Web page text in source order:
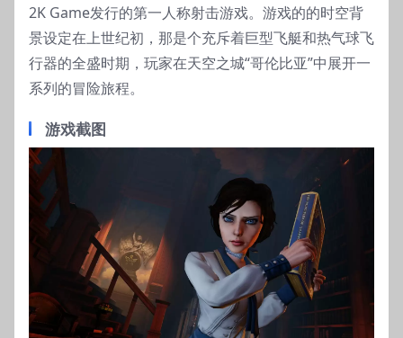
2K Game发行的第一人称射击游戏。游戏的的时空背
景设定在上世纪初，那是个充斥着巨型飞艇和热气球飞
行器的全盛时期，玩家在天空之城“哥伦比亚”中展开一
系列的冒险旅程。
游戏截图